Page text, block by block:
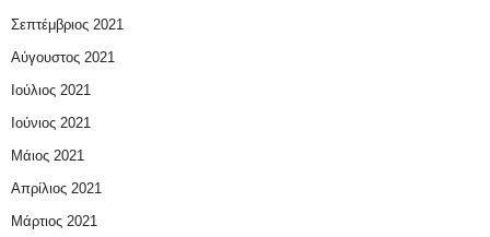
Σεπτέμβριος 2021
Αύγουστος 2021
Ιούλιος 2021
Ιούνιος 2021
Μάιος 2021
Απρίλιος 2021
Μάρτιος 2021